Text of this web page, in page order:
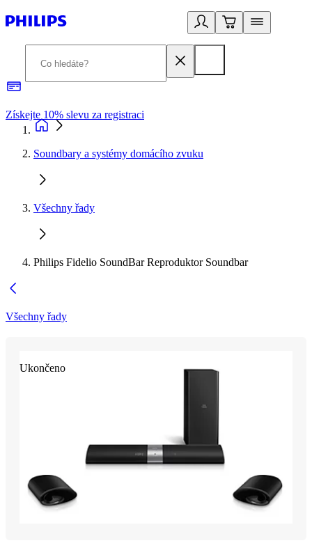
Získejte 10% slevu za registraci
Soundbary a systémy domácího zvuku
Všechny řady
Philips Fidelio SoundBar Reproduktor Soundbar
Všechny řady
Ukončeno